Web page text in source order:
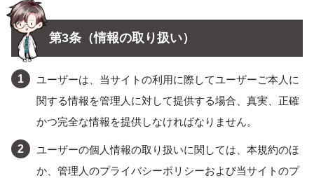
第3条（情報の取り扱い）
ユーザーは、当サイトの利用に際してユーザーご本人に
関する情報を管理人に対して提供する場合、真実、正確
かつ完全な情報を提供しなければなりません。
ユーザーの個人情報の取り扱いに関しては、本規約のほ
か、管理人のプライバシーポリシーおよび当サイトのプ